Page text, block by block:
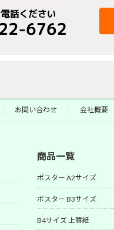
お問い合わせ 会社概要
商品一覧
ポスター A2サイズ
ポスター B3サイズ
B4サイズ 上質紙